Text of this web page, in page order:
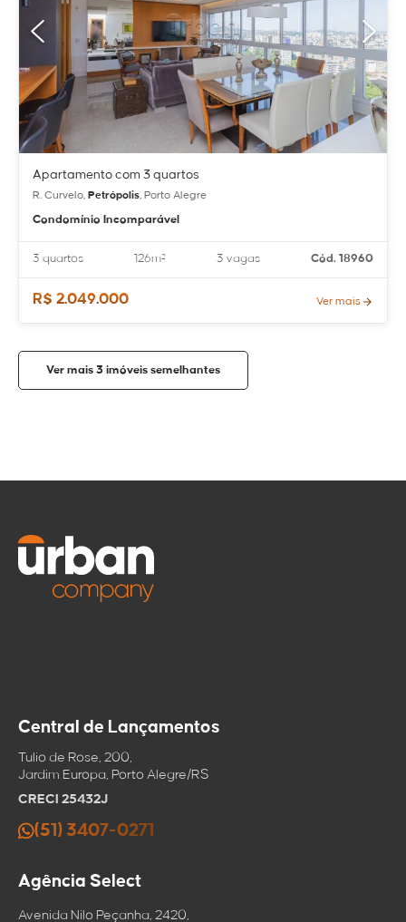
Apartamento com 3 quartos
R. Curvelo, Petrópolis, Porto Alegre
Condomínio Incomparável
3 quartos 126m² 3 vagas Cód. 18960
R$ 2.049.000 Ver mais
Ver mais 3 imóveis semelhantes
Compartilhar
imóvel
WhatsApp
Copiar link
clipboard
Tirar dúvidas
Mensagem
Central de Lançamentos
Tulio de Rose, 200,
Jardim Europa, Porto Alegre/RS
CRECI 25432J
(51) 3407-0271
Agência Select
Avenida Nilo Peçanha, 2420,